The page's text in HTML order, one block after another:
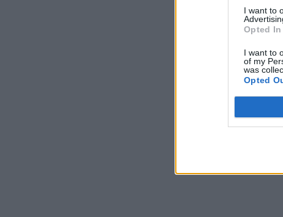
I want to
Opted In
I want to
of my
was
Opted